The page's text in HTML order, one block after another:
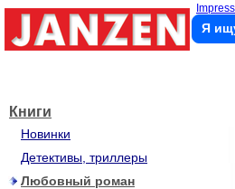
Я
Книги
Новинки
Детективы, триллеры
Любовный роман